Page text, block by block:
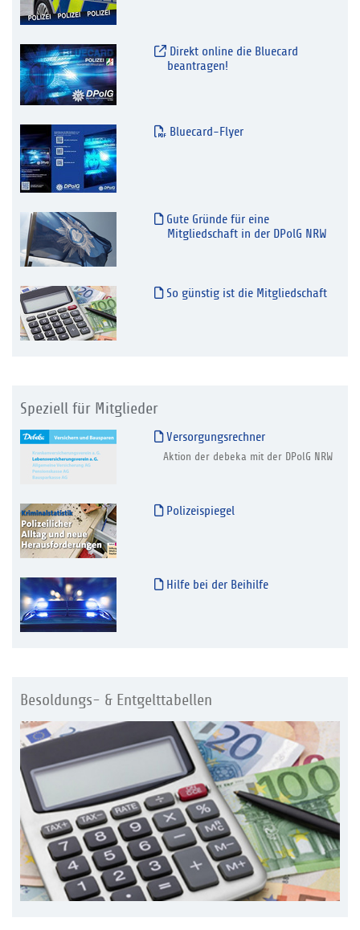
Direkt online die Bluecard
beantragen!
Bluecard-Flyer
Gute Gründe für eine
Mitgliedschaft in der DPolG NRW
So günstig ist die Mitgliedschaft
Speziell für Mitglieder
Versorgungsrechner
Aktion der debeka mit der DPolG NRW
Polizeispiegel
Hilfe bei der Beihilfe
Besoldungs- & Entgelttabellen